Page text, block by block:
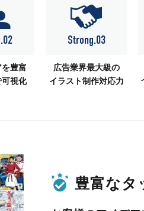
豊富
可視化
Strong.03
広告業界最大級の
イラスト制作対応力
豊富なタ